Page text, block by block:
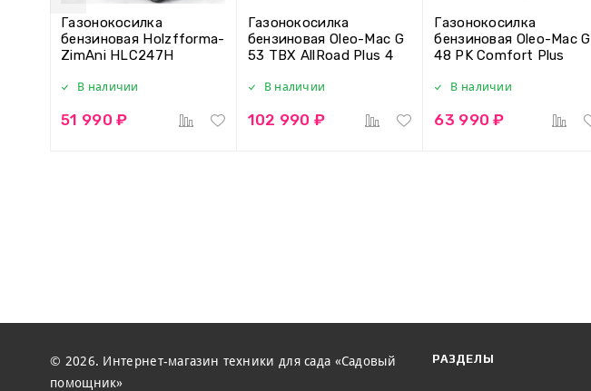
Газонокосилка
бензиновая Holzfforma-
ZimAni HLC247H
В наличии
51 990 ₽
Газонокосилка
бензиновая Oleo-Mac G
53 TBX AllRoad Plus 4
В наличии
102 990 ₽
Газонокосилка
бензиновая Oleo-Mac G
48 PK Comfort Plus
В наличии
63 990 ₽
© 2026. Интернет-магазин техники для сада «Садовый
помощник»
РАЗДЕЛЫ